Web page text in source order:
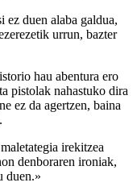
duen alaba galdua,
urrun, bazter
hau abentura ero
pistolak nahastuko dira
ez da agertzen, baina
irekitzea
denboraren ironiak,
duen.»